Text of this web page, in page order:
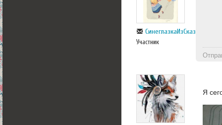
СинеглазкаИзСказки
Участник
Я